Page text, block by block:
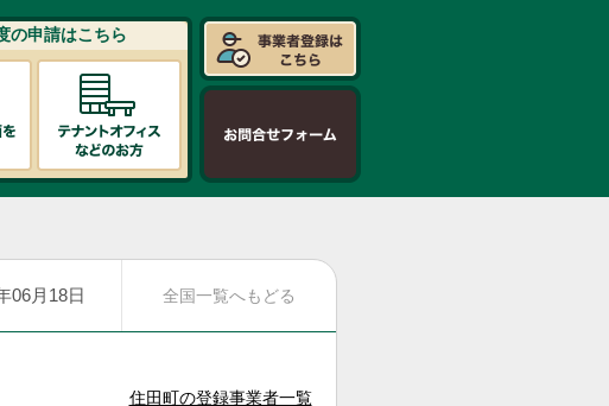
の申請はこちら
全国一覧へもどる
06月18日
住田町の登録事業者一覧